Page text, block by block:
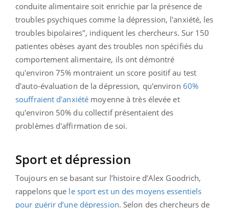
conduite alimentaire soit enrichie par la présence de
troubles psychiques comme la dépression, l'anxiété, les
troubles bipolaires", indiquent les chercheurs. Sur 150
patientes obèses ayant des troubles non spécifiés du
comportement alimentaire, ils ont démontré
qu'environ 75% montraient un score positif au test
d'auto-évaluation de la dépression, qu'environ 60%
souffraient d'anxiété moyenne à très élevée et
qu'environ 50% du collectif présentaient des
problèmes d'affirmation de soi.
Sport et dépression
Toujours en se basant sur l’histoire d’Alex Goodrich,
rappelons que le sport est un des moyens essentiels
pour guérir d’une dépression. Selon des chercheurs de